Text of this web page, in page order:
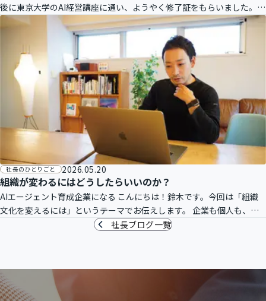
後に東京大学のAI経営講座に通い、ようやく修了証をもらいました。第
一線の方々の講義は刺激的で、より実践のイメージが湧きました。ま
組織が変わるにはどうしたらいいのか？
AIエージェント育成企業になる こんにちは！鈴木です。今回は「組織
文化を変えるには」というテーマでお伝えします。 企業も個人も、長
期に渡り力を発揮し続ける方法は一つしかありません。それは「適応」
社長のひとりごと 2026.05.20
社長ブログ一覧